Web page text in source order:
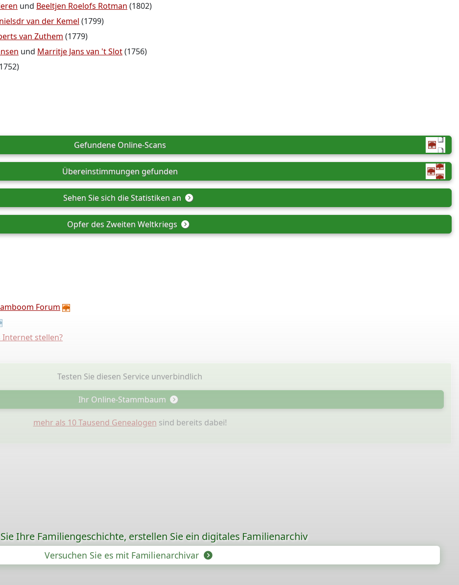
und Beeltjen Roelofs Rotman (1802)
van der Kemel (1799)
van Zuthem (1779)
und Marritje Jans van 't Slot(1756)
Gefundene Online-Scans
Übereinstimmungen gefunden
Sehen Sie sich die Statistiken an
Opfer des Zweiten Weltkriegs
Forum
Internet stellen?
Testen Sie diesen Service unverbindlich
Ihr Online-Stammbaum
mehr als 10 Tausend Genealogen sind bereits dabei!
Ihre Familiengeschichte, erstellen Sie ein digitales Familienarchiv
Versuchen Sie es mit Familienarchivar